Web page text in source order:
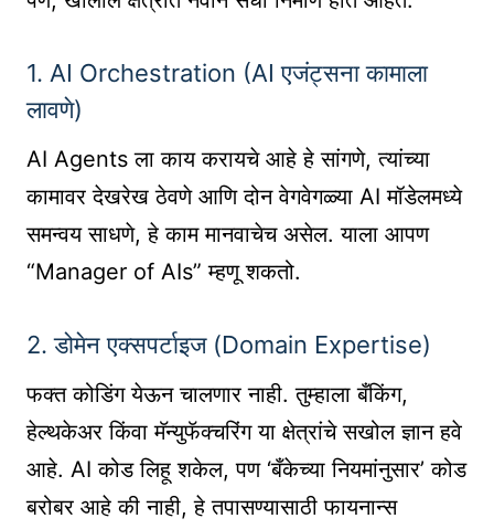
1. AI Orchestration (AI एजंट्सना कामाला
लावणे)
AI Agents ला काय करायचे आहे हे सांगणे, त्यांच्या
कामावर देखरेख ठेवणे आणि दोन वेगवेगळ्या AI मॉडेलमध्ये
समन्वय साधणे, हे काम मानवाचेच असेल. याला आपण
“Manager of AIs” म्हणू शकतो.
2. डोमेन एक्सपर्टाइज (Domain Expertise)
फक्त कोडिंग येऊन चालणार नाही. तुम्हाला बँकिंग,
हेल्थकेअर किंवा मॅन्युफॅक्चरिंग या क्षेत्रांचे सखोल ज्ञान हवे
आहे. AI कोड लिहू शकेल, पण ‘बँकेच्या नियमांनुसार’ कोड
बरोबर आहे की नाही, हे तपासण्यासाठी फायनान्स